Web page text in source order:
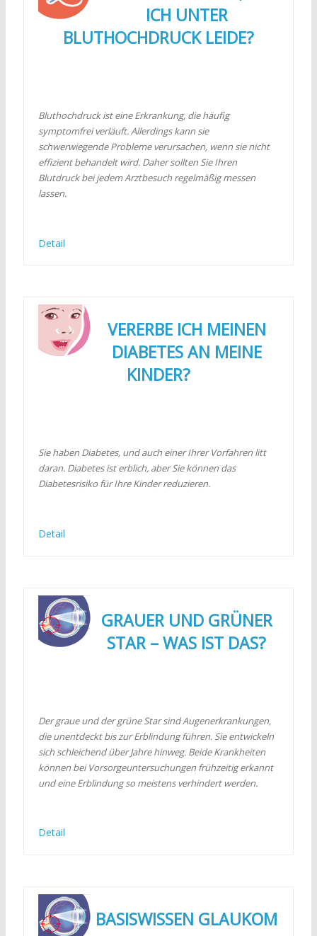
ICH UNTER
BLUTHOCHDRUCK LEIDE?
Bluthochdruck ist eine Erkrankung, die häufig
symptomfrei verläuft. Allerdings kann sie
schwerwiegende Probleme verursachen, wenn sie nicht
effizient behandelt wird. Daher sollten Sie Ihren
Blutdruck bei jedem Arztbesuch regelmäßig messen
lassen.
Detail
VERERBE ICH MEINEN
DIABETES AN MEINE
KINDER?
Sie haben Diabetes, und auch einer Ihrer Vorfahren litt
daran. Diabetes ist erblich, aber Sie können das
Diabetesrisiko für Ihre Kinder reduzieren.
Detail
GRAUER UND GRÜNER
STAR – WAS IST DAS?
Der graue und der grüne Star sind Augenerkrankungen,
die unentdeckt bis zur Erblindung führen. Sie entwickeln
sich schleichend über Jahre hinweg. Beide Krankheiten
können bei Vorsorgeuntersuchungen frühzeitig erkannt
und eine Erblindung so meistens verhindert werden.
Detail
BASISWISSEN GLAUKOM